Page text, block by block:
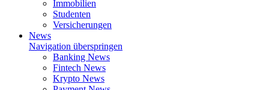
Immobilien
Studenten
Versicherungen
News
Navigation überspringen
Banking News
Fintech News
Krypto News